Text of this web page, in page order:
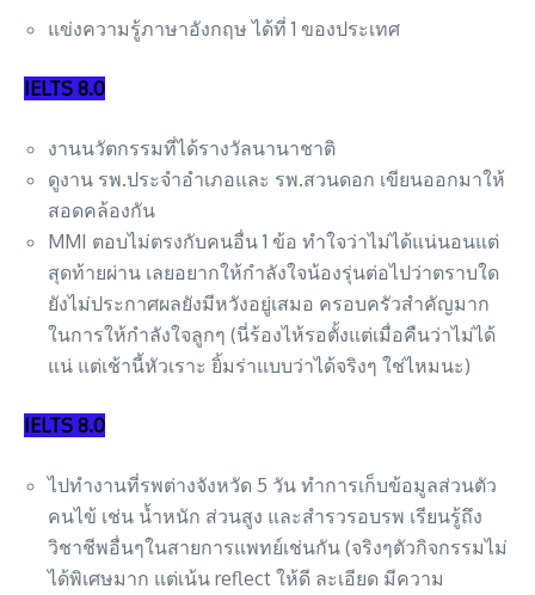
แข่ง​ความรู้ภาษาอังกฤษ​ ได้ที่​ 1​ ของประเทศ
IELTS 8.0
งานนวัตกรรมที่ได้รางวัลนานาชาติ
ดูงาน รพ.ประจำอำเภอและ รพ.สวนดอก เขียนออกมาให้
สอดคล้องกัน
MMI ตอบไม่ตรงกับคนอื่น 1 ข้อ ทำใจว่าไม่ได้แน่นอนแต่
สุดท้ายผ่าน เลยอยากให้กำลังใจน้องรุ่นต่อไปว่าตราบใด
ยังไม่ประกาศผลยังมีหวังอยู่เสมอ ครอบครัวสำคัญมาก
ในการให้กำลังใจลูกๆ (นี่ร้องไห้รอตั้งแต่เมื่อคืนว่าไม่ได้
แน่ แต่เช้านี้หัวเราะ ยิ้มร่าแบบว่าได้จริงๆ ใช่ไหมนะ)
IELTS 8.0
ไปทำงานที่รพต่างจังหวัด 5 วัน ทำการเก็บข้อมูลส่วนตัว
คนไข้ เช่น น้ำหนัก ส่วนสูง และสำรวรอบรพ เรียนรู้ถึง
วิชาชีพอื่นๆในสายการแพทย์เช่นกัน (จริงๆตัวกิจกรรมไม่
ได้พิเศษมาก แต่เน้น reflect ให้ดี ละเอียด มีความ